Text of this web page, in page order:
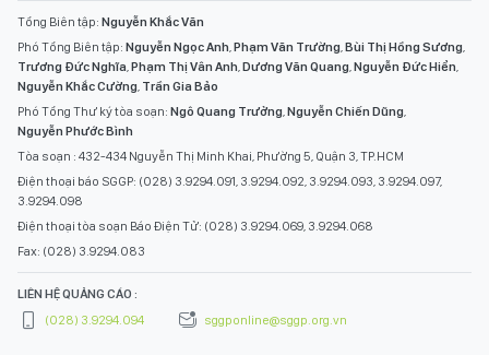
Tổng Biên tập: Nguyễn Khắc Văn
Phó Tổng Biên tập: Nguyễn Ngọc Anh,Phạm Văn Trường,Bùi Thị Hồng Sương,
Trương Đức Nghĩa,Phạm Thị Vân Anh,Dương Văn Quang,Nguyễn Đức Hiển,
Nguyễn Khắc Cường, Trần Gia Bảo
Phó Tổng Thư ký tòa soạn: Ngô Quang Trưởng,Nguyễn Chiến Dũng,
Nguyễn Phước Bình
Tòa soạn : 432-434 Nguyễn Thị Minh Khai, Phường 5, Quận 3, TP.HCM
Điện thoại báo SGGP: (028) 3.9294.091, 3.9294.092, 3.9294.093, 3.9294.097,
3.9294.098
Điện thoại tòa soạn Báo Điện Tử: (028) 3.9294.069, 3.9294.068
Fax: (028) 3.9294.083
LIÊN HỆ QUẢNG CÁO :
(028) 3.9294.094
sggponline@sggp.org.vn